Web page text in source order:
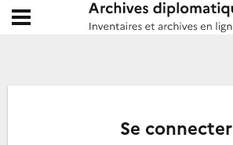
Archives diplomatiques
Ouvrir le menu déroulant
Se connecter